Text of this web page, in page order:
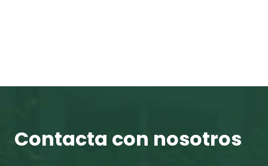
Contacta con nosotros